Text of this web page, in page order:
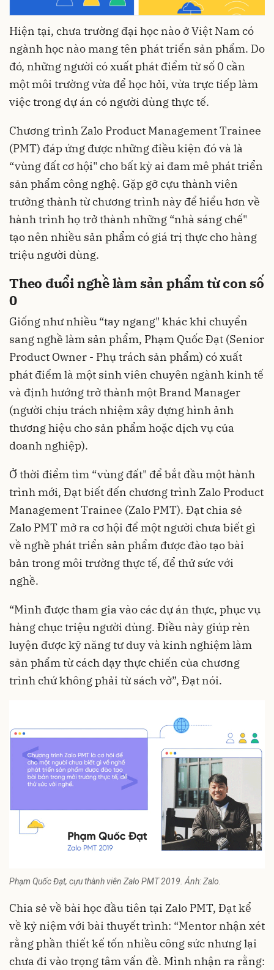
Hiện tại, chưa trường đại học nào ở Việt Nam có
ngành học nào mang tên phát triển sản phẩm. Do
đó, những người có xuất phát điểm từ số 0 cần
một môi trường vừa để học hỏi, vừa trực tiếp làm
việc trong dự án có người dùng thực tế.
Chương trình Zalo Product Management Trainee
(PMT) đáp ứng được những điều kiện đó và là
“vùng đất cơ hội" cho bất kỳ ai đam mê phát triển
sản phẩm công nghệ. Gặp gỡ cựu thành viên
trưởng thành từ chương trình này để hiểu hơn về
hành trình họ trở thành những “nhà sáng chế"
tạo nên nhiều sản phẩm có giá trị thực cho hàng
triệu người dùng.
Theo đuổi nghề làm sản phẩm từ con số
0
Giống như nhiều “tay ngang" khác khi chuyển
sang nghề làm sản phẩm, Phạm Quốc Đạt (Senior
Product Owner - Phụ trách sản phẩm) có xuất
phát điểm là một sinh viên chuyên ngành kinh tế
và định hướng trở thành một Brand Manager
(người chịu trách nhiệm xây dựng hình ảnh
thương hiệu cho sản phẩm hoặc dịch vụ của
doanh nghiệp).
Ở thời điểm tìm “vùng đất" để bắt đầu một hành
trình mới, Đạt biết đến chương trình Zalo Product
Management Trainee (Zalo PMT). Đạt chia sẻ
Zalo PMT mở ra cơ hội để một người chưa biết gì
về nghề phát triển sản phẩm được đào tạo bài
bản trong môi trường thực tế, để thử sức với
nghề.
“Mình được tham gia vào các dự án thực, phục vụ
hàng chục triệu người dùng. Điều này giúp rèn
luyện được kỹ năng tư duy và kinh nghiệm làm
sản phẩm từ cách dạy thực chiến của chương
trình chứ không phải từ sách vở”, Đạt nói.
Phạm Quốc Đạt, cựu thành viên Zalo PMT 2019. Ảnh: Zalo.
Chia sẻ về bài học đầu tiên tại Zalo PMT, Đạt kể
về kỷ niệm với bài thuyết trình: “Mentor nhận xét
rằng phần thiết kế tốn nhiều công sức nhưng lại
chưa đi vào trọng tâm vấn đề. Mình nhận ra rằng: